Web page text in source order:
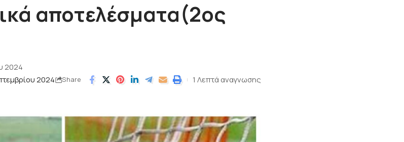
αποτελέσματα(2ος
2024
2024
Share 1 Λεπτά αναγνωσης